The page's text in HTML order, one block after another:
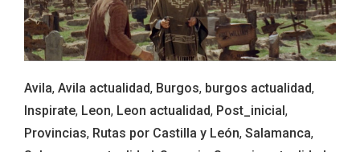
Avila, Avila actualidad, Burgos, burgos actualidad,
Inspirate, Leon, Leon actualidad, Post_inicial ,
Provincias, Rutas por Castilla y León, Salamanca,
ACCEDER
Ultimas entradas